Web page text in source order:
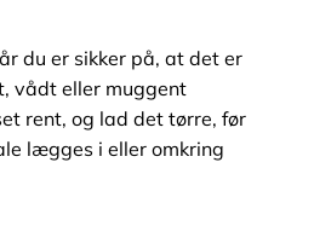
du er sikker på, at det er
vådt eller muggent
rent, og lad det tørre, før
lægges i eller omkring